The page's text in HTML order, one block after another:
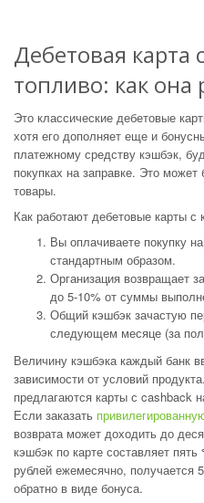
Дебетовая карта
топливо: как она
Это классические дебетовые
хотя его дополняет еще и
платежному средству кэшбэк,
покупках на заправке. Это может
товары.
Как работают дебетовые карты с
Вы оплачиваете покупку
стандартным образом.
Организация возвращает
до 5-10% от суммы
Общий кэшбэк зачастую
следующем месяце (за
Величину кэшбэка каждый банк
зависимости от условий
предлагаются карты с cashback
Если заказать
возврата может доходить до
кэшбэк по карте составляет
рублей ежемесячно, получается
обратно в виде бонуса.